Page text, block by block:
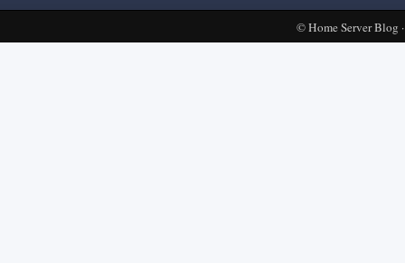
©Home Server Blog